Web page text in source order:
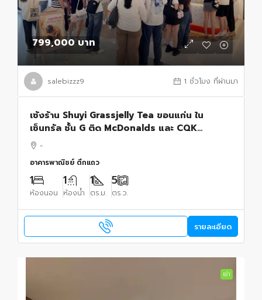
799,000 บาท
salebizzz9 1 ชั่วโมง ที่ผ่านมา
เซ้งร้าน Shuyi Grassjelly Tea ขอนแก่น ใน
เซ็นทรัล ชั้น G ติด McDonalds และ CQK
Hotpot ตรงข้าม MUJI
-
อาคารพาณิชย์ ตึกแถว
1
ห้องนอน
1
ห้องน้ำ
1
ตร.ม.
5
ตร.ว.
รายละเอียด
เช่า